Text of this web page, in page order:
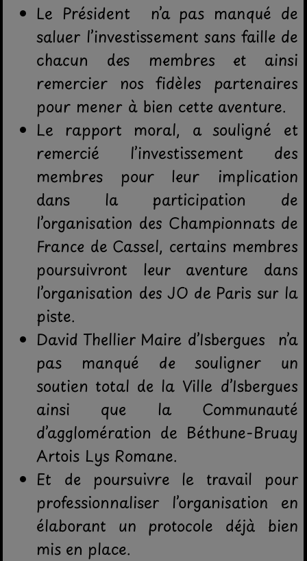
Le Président n’a pas manqué de
saluer l’investissement sans faille de
chacun des membres et ainsi
remercier nos fidèles partenaires
pour mener à bien cette aventure.
Le rapport moral, a souligné et
remercié l’investissement des
membres pour leur implication
dans la participation de
l’organisation des Championnats de
France de Cassel, certains membres
poursuivront leur aventure dans
l’organisation des JO de Paris sur la
piste.
David Thellier Maire d’Isbergues n’a
pas manqué de souligner un
soutien total de la Ville d’Isbergues
ainsi que la Communauté
d’agglomération de Béthune-Bruay
Artois Lys Romane.
Et de poursuivre le travail pour
professionnaliser l’organisation en
élaborant un protocole déjà bien
mis en place.